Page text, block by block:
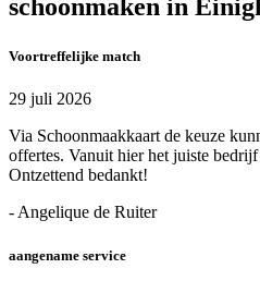
schoonmaken in
Voortreffelijke match
29 juli 2026
Via Schoonmaakkaart de keuze
offertes. Vanuit hier het juiste
Ontzettend bedankt!
- Angelique de Ruiter
aangename service